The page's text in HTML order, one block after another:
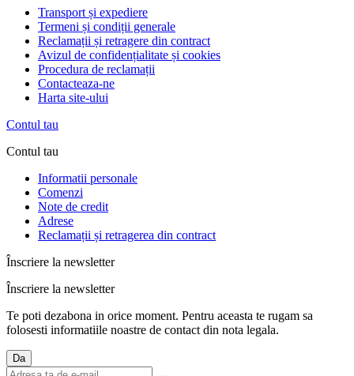
Transport și expediere
Termeni și condiții generale
Reclamații și retragere din contract
Avizul de confidențialitate și cookies
Procedura de reclamații
Contacteaza-ne
Harta site-ului
Contul tau
Contul tau
Informatii personale
Comenzi
Note de credit
Adrese
Reclamații și retragerea din contract
Înscriere la newsletter
Înscriere la newsletter
Te poti dezabona in orice moment. Pentru aceasta te rugam sa
folosesti informatiile noastre de contact din nota legala.